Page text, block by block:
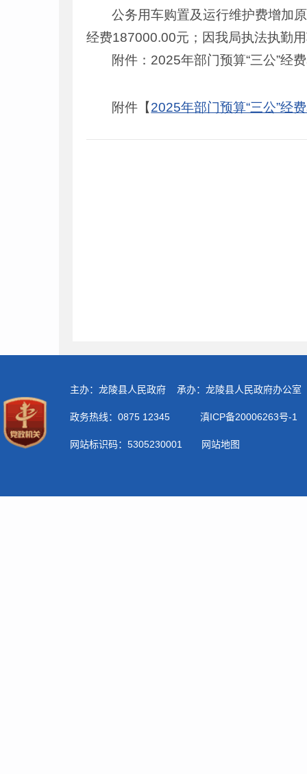
公务用车购置及运行维护费增加
经费187000.00元；因我局执法执勤
附件：2025年部门预算“三公”经费
附件【2025年部门预算“三公”经